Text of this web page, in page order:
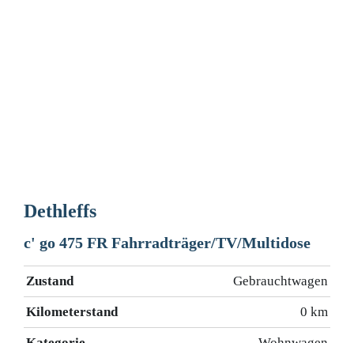
Dethleffs
c' go 475 FR Fahrradträger/TV/Multidose
Zustand Gebrauchtwagen
Kilometerstand 0 km